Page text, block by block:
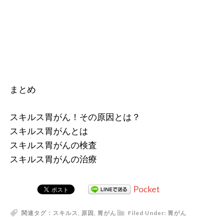
まとめ
スキルス胃がん！その原因とは？
スキルス胃がんとは
スキルス胃がんの検査
スキルス胃がんの治療
Pocket
Filed Under: 胃がん
関連タグ： スキルス, 原因 , 胃がん